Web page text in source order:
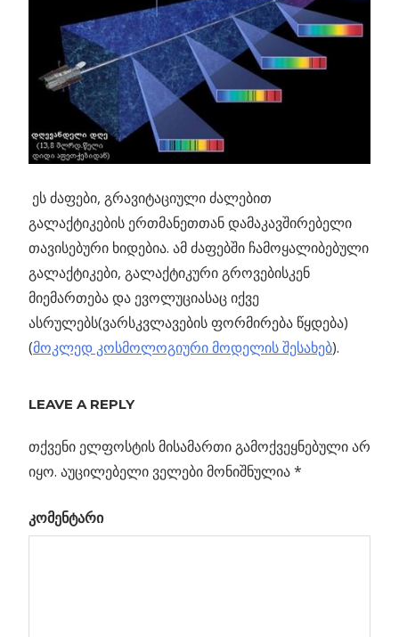
ეს ძაფები, გრავიტაციული ძალებით
გალაქტიკების ერთმანეთთან დამაკავშირებელი
თავისებური ხიდებია. ამ ძაფებში ჩამოყალიბებული
გალაქტიკები, გალაქტიკური გროვებისკენ
მიემართება და ევოლუციასაც იქვე
ასრულებს(ვარსკვლავების ფორმირება წყდება)
(მოკლედ კოსმოლოგიური მოდელის შესახებ).
ნავიგაცია
Previous
პანიკის
არ
გალურჯდება
LEAVE A REPLY
თქვენი ელფოსტის მისამართი გამოქვეყნებული არ
იყო. აუცილებელი ველები მონიშნულია*
კომენტარი